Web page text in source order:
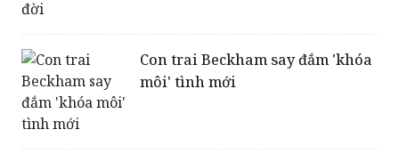
Con trai Beckham say đắm 'khóa
môi' tình mới